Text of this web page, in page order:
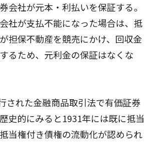
会社が元本・利払いを保証する。
社が支払不能になった場合は、抵
担保不動産を競売にかけ、回収金
るため、元利金の保証はなくな
された金融商品取引法で有価証券
史的にみると1931年には既に抵当
当権付き債権の流動化が認められ